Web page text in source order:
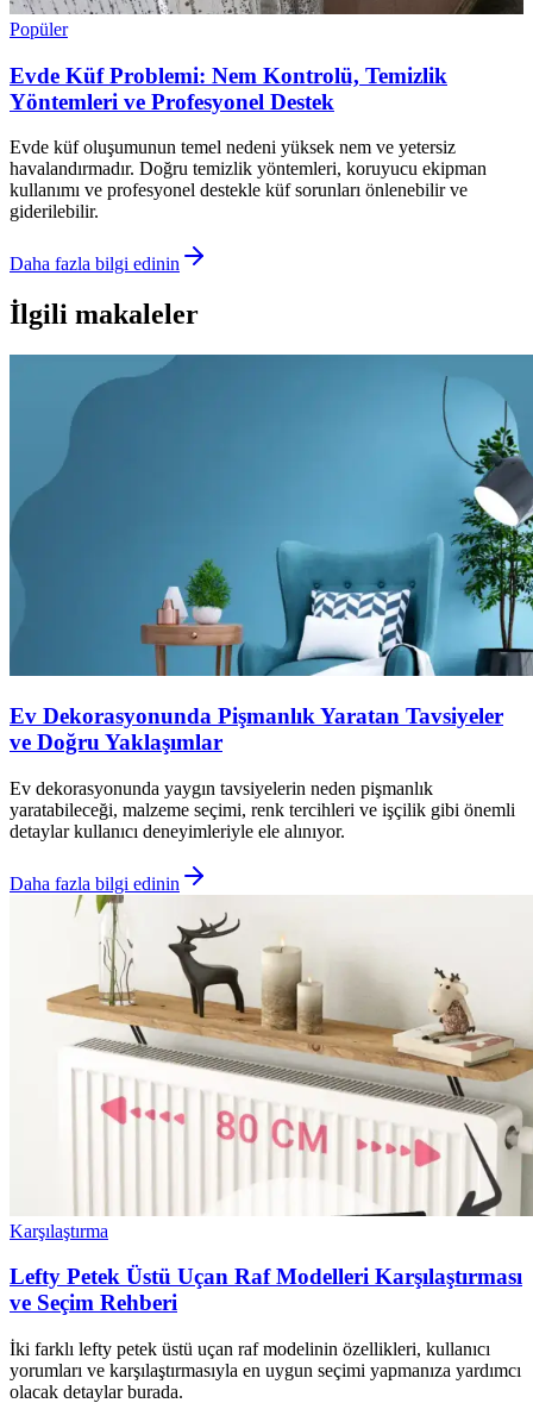
Popüler
Evde Küf Problemi: Nem Kontrolü, Temizlik
Yöntemleri ve Profesyonel Destek
Evde küf oluşumunun temel nedeni yüksek nem ve yetersiz
havalandırmadır. Doğru temizlik yöntemleri, koruyucu ekipman
kullanımı ve profesyonel destekle küf sorunları önlenebilir ve
giderilebilir.
Daha fazla bilgi edinin
İlgili makaleler
Ev Dekorasyonunda Pişmanlık Yaratan Tavsiyeler
ve Doğru Yaklaşımlar
Ev dekorasyonunda yaygın tavsiyelerin neden pişmanlık
yaratabileceği, malzeme seçimi, renk tercihleri ve işçilik gibi önemli
detaylar kullanıcı deneyimleriyle ele alınıyor.
Daha fazla bilgi edinin
Karşılaştırma
Lefty Petek Üstü Uçan Raf Modelleri Karşılaştırması
ve Seçim Rehberi
İki farklı lefty petek üstü uçan raf modelinin özellikleri, kullanıcı
yorumları ve karşılaştırmasıyla en uygun seçimi yapmanıza yardımcı
olacak detaylar burada.